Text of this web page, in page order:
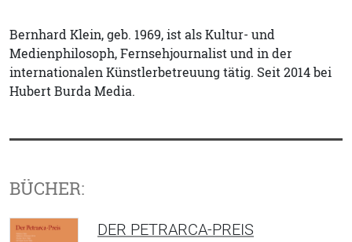
Bernhard Klein, geb. 1969, ist als Kultur- und
Medienphilosoph, Fernsehjournalist und in der
internationalen Künstlerbetreuung tätig. Seit 2014 bei
Hubert Burda Media.
BÜCHER:
DER PETRARCA-PREIS